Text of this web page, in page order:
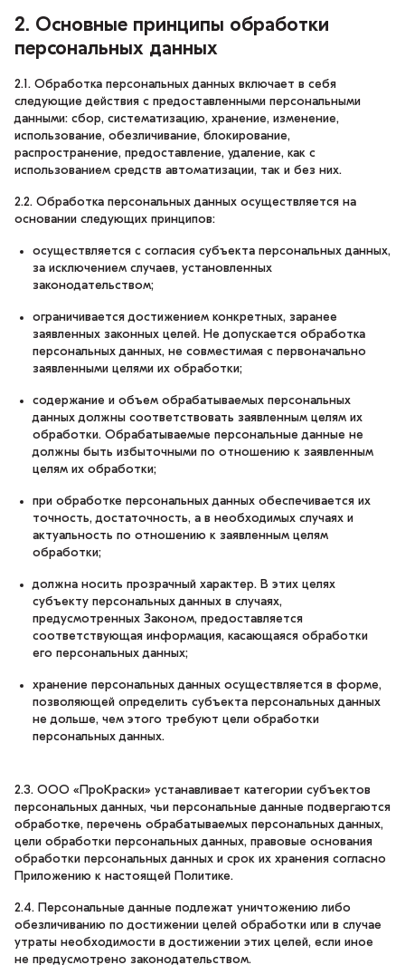
2. Основные принципы обработки
персональных данных
2.1. Обработка персональных данных включает в себя
следующие действия с предоставленными персональными
данными: сбор, систематизацию, хранение, изменение,
использование, обезличивание, блокирование,
распространение, предоставление, удаление, как с
использованием средств автоматизации, так и без них.
2.2. Обработка персональных данных осуществляется на
основании следующих принципов:
осуществляется с согласия субъекта персональных данных,
за исключением случаев, установленных
законодательством;
ограничивается достижением конкретных, заранее
заявленных законных целей. Не допускается обработка
персональных данных, не совместимая с первоначально
заявленными целями их обработки;
содержание и объем обрабатываемых персональных
данных должны соответствовать заявленным целям их
обработки. Обрабатываемые персональные данные не
должны быть избыточными по отношению к заявленным
целям их обработки;
при обработке персональных данных обеспечивается их
точность, достаточность, а в необходимых случаях и
актуальность по отношению к заявленным целям
обработки;
должна носить прозрачный характер. В этих целях
субъекту персональных данных в случаях,
предусмотренных Законом, предоставляется
соответствующая информация, касающаяся обработки
его персональных данных;
хранение персональных данных осуществляется в форме,
позволяющей определить субъекта персональных данных
не дольше, чем этого требуют цели обработки
персональных данных.
2.3. ООО «ПроКраски» устанавливает категории субъектов
персональных данных, чьи персональные данные подвергаются
обработке, перечень обрабатываемых персональных данных,
цели обработки персональных данных, правовые основания
обработки персональных данных и срок их хранения согласно
Приложению к настоящей Политике.
2.4. Персональные данные подлежат уничтожению либо
обезличиванию по достижении целей обработки или в случае
утраты необходимости в достижении этих целей, если иное
не предусмотрено законодательством.